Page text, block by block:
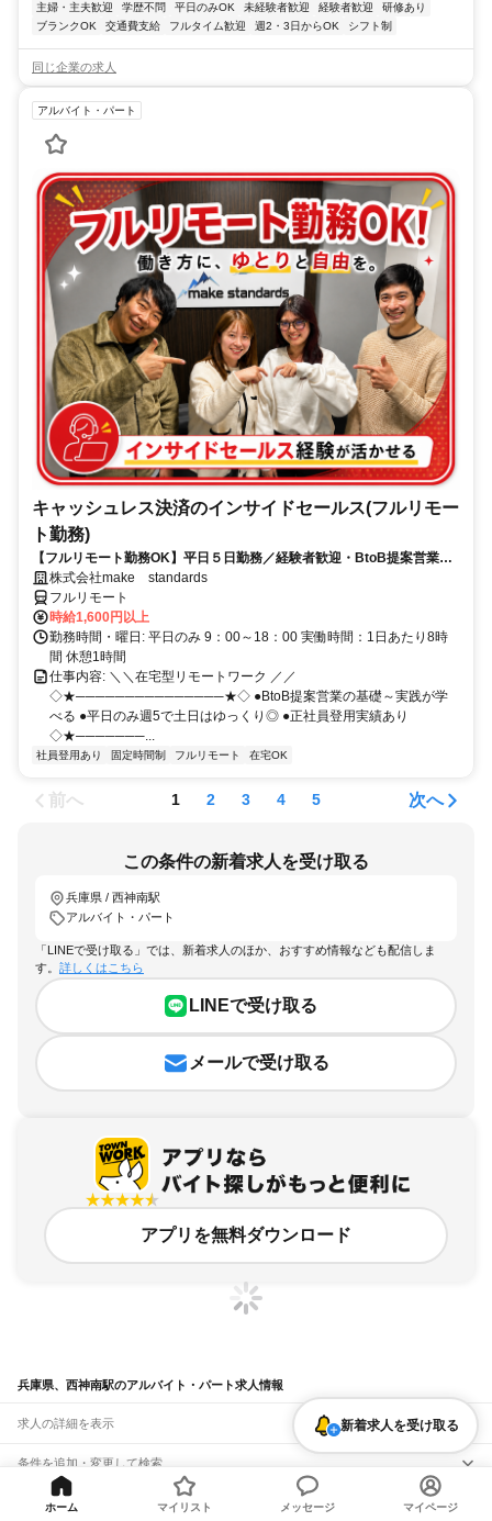
主婦・主夫歓迎 学歴不問 平日のみOK 未経験者歓迎 経験者歓迎
研修あり
ブランクOK
交通費支給 フルタイム歓迎 週2・3日からOK シフト制
同じ企業の求人
アルバイト・パート
キャッシュレス決済のインサイドセールス(フルリモー
ト勤務)
【フルリモート勤務OK】平日５日勤務／経験者歓迎・BtoB提案営業で
スキルアップ
株式会社make standards
フルリモート
時給1,600円以上
勤務時間・曜日: 平日のみ 9：00～18：00 実働時間：1日あたり8時
間 休憩1時間
仕事内容: ＼＼在宅型リモートワーク ／／
◇★───────────────★◇ ●BtoB提案営業の基礎～実践が学
べる ●平日のみ週5で土日はゆっくり◎ ●正社員登用実績あり
◇★───────...
社員登用あり 固定時間制 フルリモート 在宅OK
前へ 1 2 3 4 5 次へ
この条件の新着求人を受け取る
兵庫県 / 西神南駅
アルバイト・パート
「LINEで受け取る」では、新着求人のほか、おすすめ情報なども配信しま
す。 詳しくはこちら
LINEで受け取る
メールで受け取る
アプリを無料ダウンロード
兵庫県、西神南駅のアルバイト・パート求人情報
求人の詳細を表示
条件を追加・変更して検索
市区町村を追加・変更
関連キーワード
新着求人を受け取る
ホーム マイリスト メッセージ マイページ